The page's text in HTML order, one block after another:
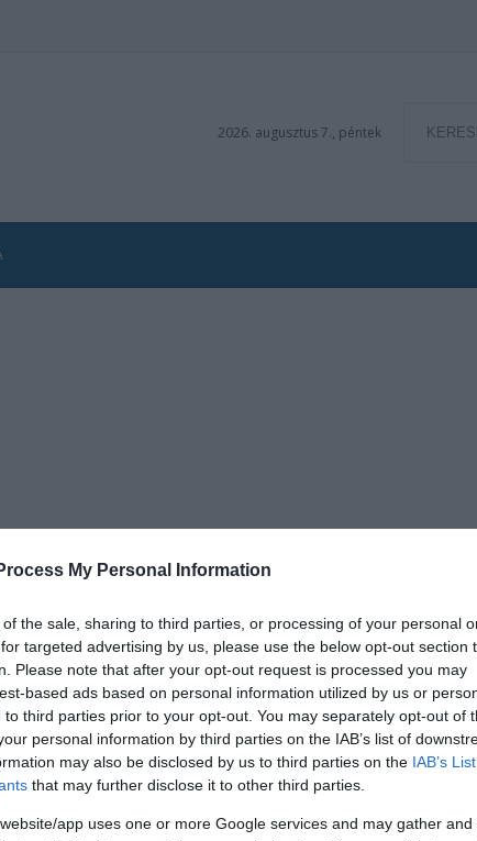
My Personal Information
the sale, sharing to third parties, or processing of your personal
targeted advertising by us, please use the below opt-out section
Please note that after your opt-out request is processed you may
based ads based on personal information utilized by us or
to third parties prior to your opt-out. You may separately opt-out of
personal information by third parties on the IAB’s list of
may also be disclosed by us to third parties on the IAB’s
that may further disclose it to other third parties.
app uses one or more Google services and may gather and
2026. augusztus 7., péntek